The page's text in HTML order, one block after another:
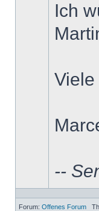
Ich
--
Forum: Offenes Forum